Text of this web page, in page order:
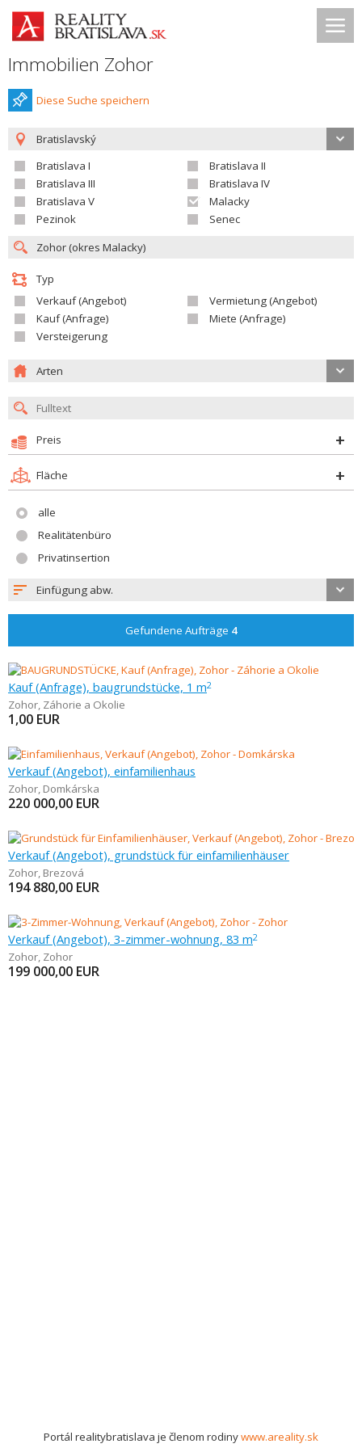
Immobilien Zohor
Diese Suche speichern
Bratislavský
Bratislava I
Bratislava II
Bratislava III
Bratislava IV
Bratislava V
Malacky
Pezinok
Senec
Typ
Verkauf (Angebot)
Vermietung (Angebot)
Kauf (Anfrage)
Miete (Anfrage)
Versteigerung
Arten
Preis
Fläche
alle
Realitätenbüro
Privatinsertion
Einfügung abw.
Gefundene Aufträge 4
Kauf (Anfrage), baugrundstücke, 1 m2
Zohor, Záhorie a Okolie
1,00 EUR
Verkauf (Angebot), einfamilienhaus
Zohor, Domkárska
220 000,00 EUR
Verkauf (Angebot), grundstück für einfamilienhäuser
Zohor, Brezová
194 880,00 EUR
Verkauf (Angebot), 3-zimmer-wohnung, 83 m2
Zohor, Zohor
199 000,00 EUR
Portál realitybratislava je členom rodinywww.areality.sk